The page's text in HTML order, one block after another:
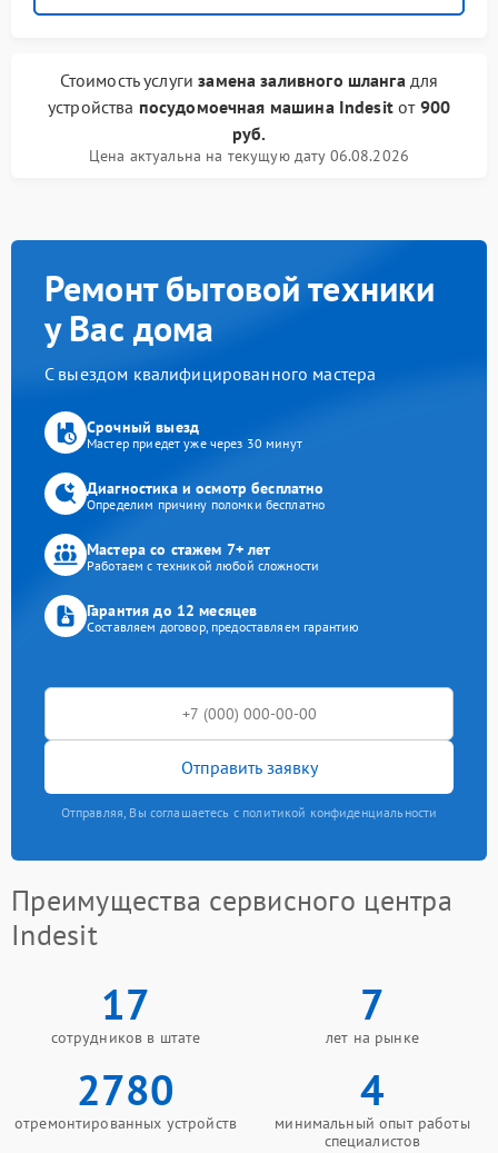
Стоимость услугизамена заливного шлангадля
устройства посудомоечная машина Indesitот 900
руб.
Цена актуальна на текущую дату 06.08.2026
Ремонт бытовой техники
у Вас дома
С выездом квалифицированного мастера
Срочный выезд
Мастер приедет уже через 30 минут
Диагностика и осмотр бесплатно
Определим причину поломки бесплатно
Мастера со стажем 7+ лет
Работаем с техникой любой сложности
Гарантия до 12 месяцев
Составляем договор, предоставляем гарантию
Отправить заявку
Отправляя, Вы соглашаетесь с политикой конфиденциальности
Преимущества сервисного центра
Indesit
17
сотрудников в штате
7
лет на рынке
2780
отремонтированных устройств
4
минимальный опыт работы
специалистов